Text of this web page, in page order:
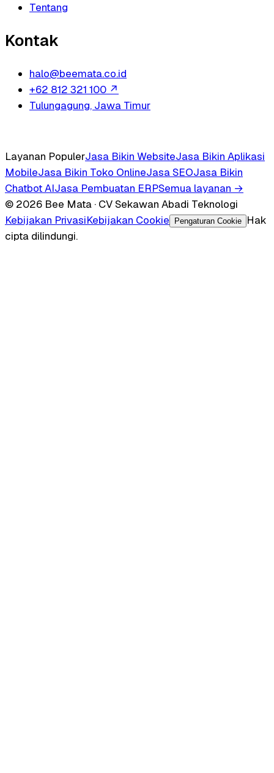
Tentang
Kontak
halo@beemata.co.id
+62 812 321 100 ↗
Tulungagung, Jawa Timur
Layanan PopulerJasa Bikin WebsiteJasa Bikin Aplikasi
MobileJasa Bikin Toko OnlineJasa SEOJasa Bikin
Chatbot AIJasa Pembuatan ERPSemua layanan →
© 2026 Bee Mata · CV Sekawan Abadi Teknologi
Kebijakan PrivasiKebijakan Cookie Pengaturan Cookie
Hak
cipta dilindungi.